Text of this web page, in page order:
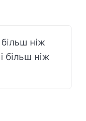
ніж
більш ніж